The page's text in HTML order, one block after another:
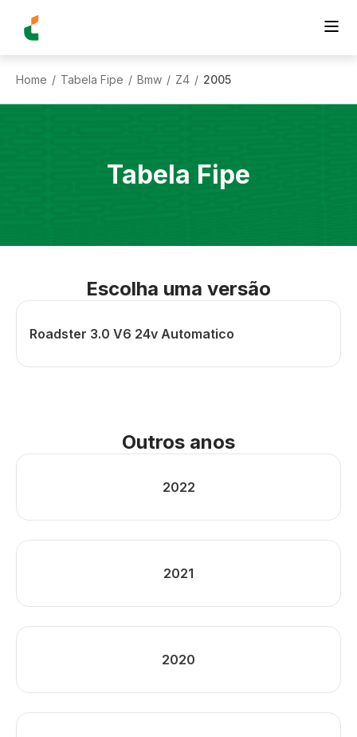
Home / Tabela Fipe / Bmw / Z4 / 2005
Tabela Fipe
Escolha uma versão
Roadster 3.0 V6 24v Automatico
Outros anos
2022
2021
2020